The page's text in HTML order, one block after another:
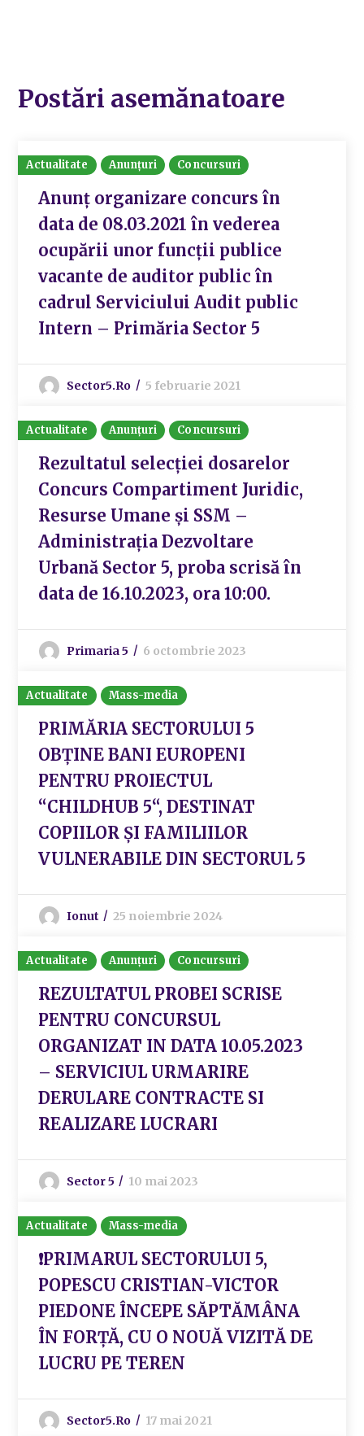
Postări asemănatoare
Actualitate Anunțuri Concursuri
Anunț organizare concurs în
data de 08.03.2021 în vederea
ocupării unor funcții publice
vacante de auditor public în
cadrul Serviciului Audit public
Intern – Primăria Sector 5
Sector5.ro 5 februarie 2021
Actualitate Anunțuri Concursuri
Rezultatul selecției dosarelor
Concurs Compartiment Juridic,
Resurse Umane și SSM –
Administrația Dezvoltare
Urbană Sector 5, proba scrisă în
data de 16.10.2023, ora 10:00.
Primaria 5 6 octombrie 2023
Actualitate Mass-media
PRIMĂRIA SECTORULUI 5
OBȚINE BANI EUROPENI
PENTRU PROIECTUL
“CHILDHUB 5“, DESTINAT
COPIILOR ȘI FAMILIILOR
VULNERABILE DIN SECTORUL 5
Ionut 25 noiembrie 2024
Actualitate Anunțuri Concursuri
REZULTATUL PROBEI SCRISE
PENTRU CONCURSUL
ORGANIZAT IN DATA 10.05.2023
– SERVICIUL URMARIRE
DERULARE CONTRACTE SI
REALIZARE LUCRARI
Sector 5 10 mai 2023
Actualitate Mass-media
❗️PRIMARUL SECTORULUI 5,
POPESCU CRISTIAN-VICTOR
PIEDONE ÎNCEPE SĂPTĂMÂNA
ÎN FORȚĂ, CU O NOUĂ VIZITĂ DE
LUCRU PE TEREN
Sector5.ro 17 mai 2021